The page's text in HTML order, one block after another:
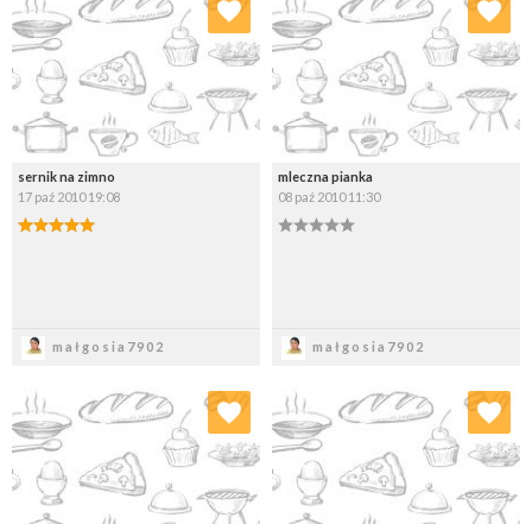
sernik na zimno
17 paź 2010 19:08
małgosia7902
Wybierz listę:
mleczna pianka
08 paź 2010 11:30
małgosia7902
Wybierz listę:
Dodaj do ulubionych
Wybierz listę:
Dodaj do ulubionych
Wybierz listę: